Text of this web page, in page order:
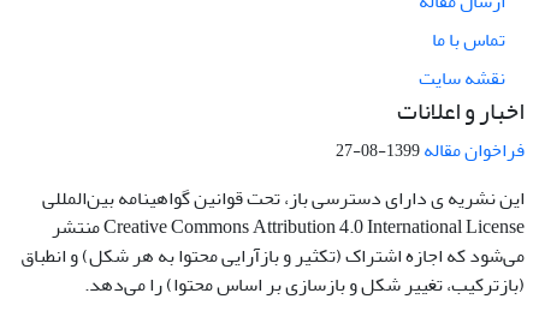
تماس با ما
نقشه سایت
اخبار و اعلانات
فراخوان مقاله1399-08-27
این نشریه ی دارای دسترسی باز، تحت قوانین گواهینامه بین‌المللی
Creative Commons Attribution 4.0 International License منتشر
می‌شود که اجازه اشتراک (تکثیر و بازآرایی محتوا به هر شکل) و انطباق
(بازترکیب، تغییر شکل و بازسازی بر اساس محتوا) را می‌دهد.